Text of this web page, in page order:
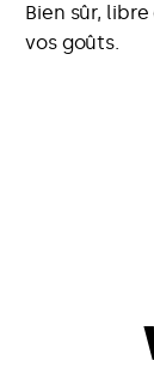
Bien sûr,
vos goûts.